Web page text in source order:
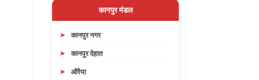
कानपुर मंडल
कानपुर नगर
कानपुर देहात
औरैया